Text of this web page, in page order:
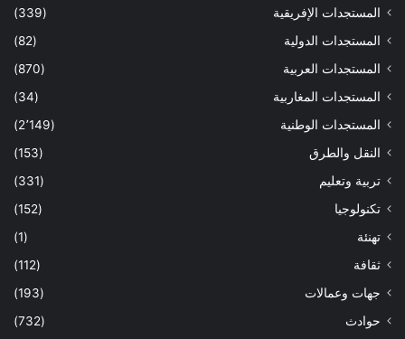
المستجدات الإفريقية
(339)
المستجدات الدولية
(82)
المستجدات العربية
(870)
المستجدات المغاربية
(34)
المستجدات الوطنية
(2٬149)
النقل والطرق
(153)
تربية وتعليم
(331)
تكنولوجيا
(152)
تهنئة
(1)
ثقافة
(112)
جهات وعمالات
(193)
حوادث
(732)